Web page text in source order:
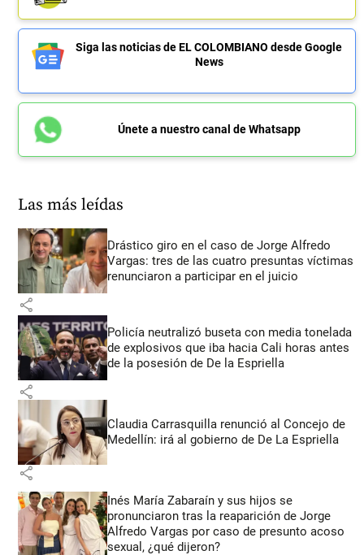
Siga las noticias de EL COLOMBIANO desde Google
News
Únete a nuestro canal de Whatsapp
Las más leídas
Drástico giro en el caso de Jorge Alfredo
Vargas: tres de las cuatro presuntas víctimas
renunciaron a participar en el juicio
share
Policía neutralizó buseta con media tonelada
de explosivos que iba hacia Cali horas antes
de la posesión de De la Espriella
share
Claudia Carrasquilla renunció al Concejo de
Medellín: irá al gobierno de De La Espriella
share
Inés María Zabaraín y sus hijos se
pronunciaron tras la reaparición de Jorge
Alfredo Vargas por caso de presunto acoso
sexual, ¿qué dijeron?